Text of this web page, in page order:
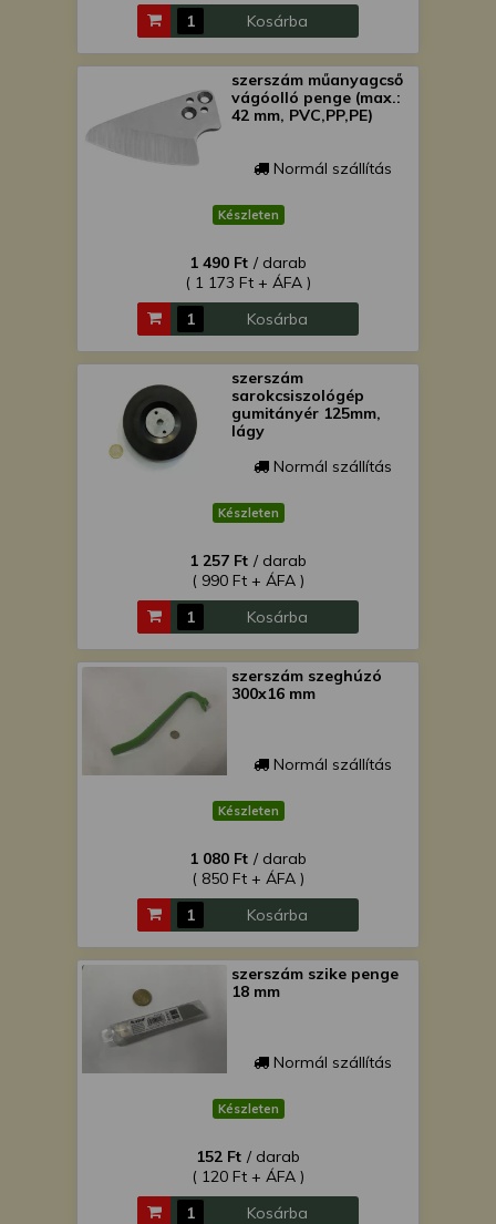
Kosárba
szerszám műanyagcső
vágóolló penge (max.:
42 mm, PVC,PP,PE)
Normál szállítás
Készleten
1 490 Ft / darab
( 1 173 Ft + ÁFA )
Kosárba
szerszám
sarokcsiszológép
gumitányér 125mm,
lágy
Normál szállítás
Készleten
1 257 Ft / darab
( 990 Ft + ÁFA )
Kosárba
szerszám szeghúzó
300x16 mm
Normál szállítás
Készleten
1 080 Ft / darab
( 850 Ft + ÁFA )
Kosárba
szerszám szike penge
18 mm
Normál szállítás
Készleten
152 Ft / darab
( 120 Ft + ÁFA )
Kosárba